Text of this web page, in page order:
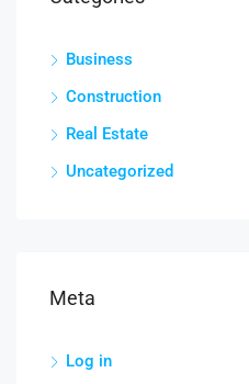
Business
Construction
Real Estate
Uncategorized
Meta
Log in